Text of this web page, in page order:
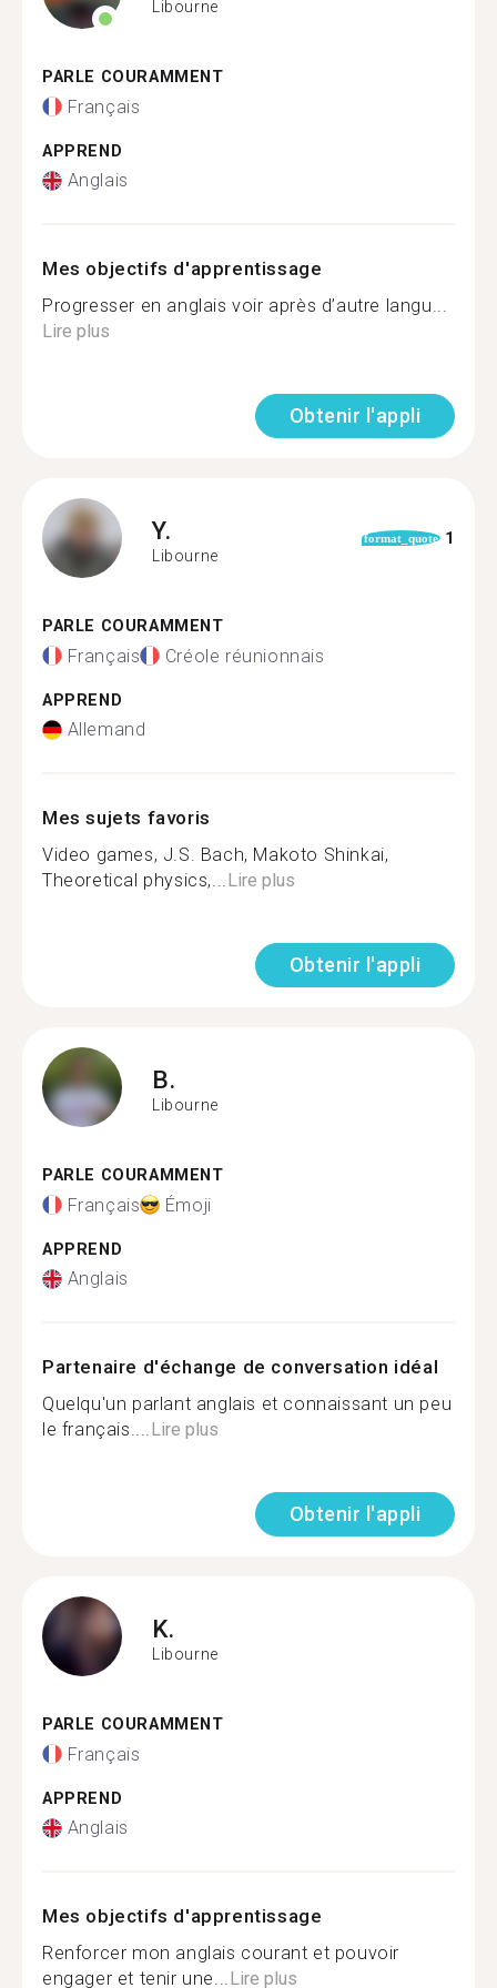
Libourne
PARLE COURAMMENT
Français
APPREND
Anglais
Mes objectifs d'apprentissage
Progresser en anglais voir après d’autre langu...
Lire plus
Obtenir l'appli
Y.
Libourne
format_quote 1
PARLE COURAMMENT
Français Créole réunionnais
APPREND
Allemand
Mes sujets favoris
Video games, J.S. Bach, Makoto Shinkai,
Theoretical physics,...Lire plus
Obtenir l'appli
B.
Libourne
PARLE COURAMMENT
Français Émoji
APPREND
Anglais
Partenaire d'échange de conversation idéal
Quelqu'un parlant anglais et connaissant un peu
le français....Lire plus
Obtenir l'appli
K.
Libourne
PARLE COURAMMENT
Français
APPREND
Anglais
Mes objectifs d'apprentissage
Renforcer mon anglais courant et pouvoir
engager et tenir une...Lire plus